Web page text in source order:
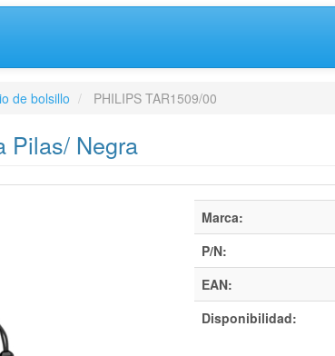
de bolsillo PHILIPS TAR1509/00
Pilas/ Negra
Marca:
P/N:
EAN:
Disponibilidad: